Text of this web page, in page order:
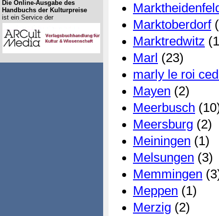
Marktoberdorf
Marktredwitz
Marl (23)
marly le roi
Mayen (2)
Meerbusch
Meersburg (2)
Meiningen (1)
Melsungen (3)
Memmingen
Meppen (1)
Merzig (2)
Die Online-Ausgabe des
Handbuchs der Kulturpreise
ist ein Service der